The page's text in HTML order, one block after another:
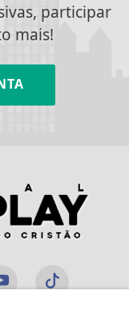
participar
mais!